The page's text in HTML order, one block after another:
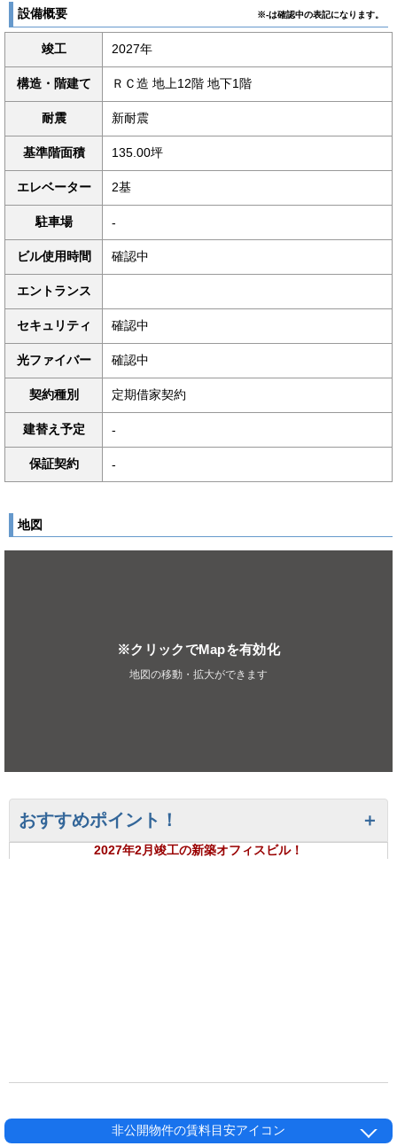
設備概要 ※-は確認中の表記になります。
竣工 2027年
構造・階建て ＲＣ造 地上12階 地下1階
耐震 新耐震
基準階面積 135.00坪
エレベーター 2基
駐車場 -
ビル使用時間 確認中
エントランス
セキュリティ 確認中
光ファイバー 確認中
契約種別 定期借家契約
建替え予定 -
保証契約 -
地図
※クリックでMapを有効化
地図の移動・拡大ができます
おすすめポイント！
2027年2月竣工の新築オフィスビル！
非公開物件の賃料目安アイコン